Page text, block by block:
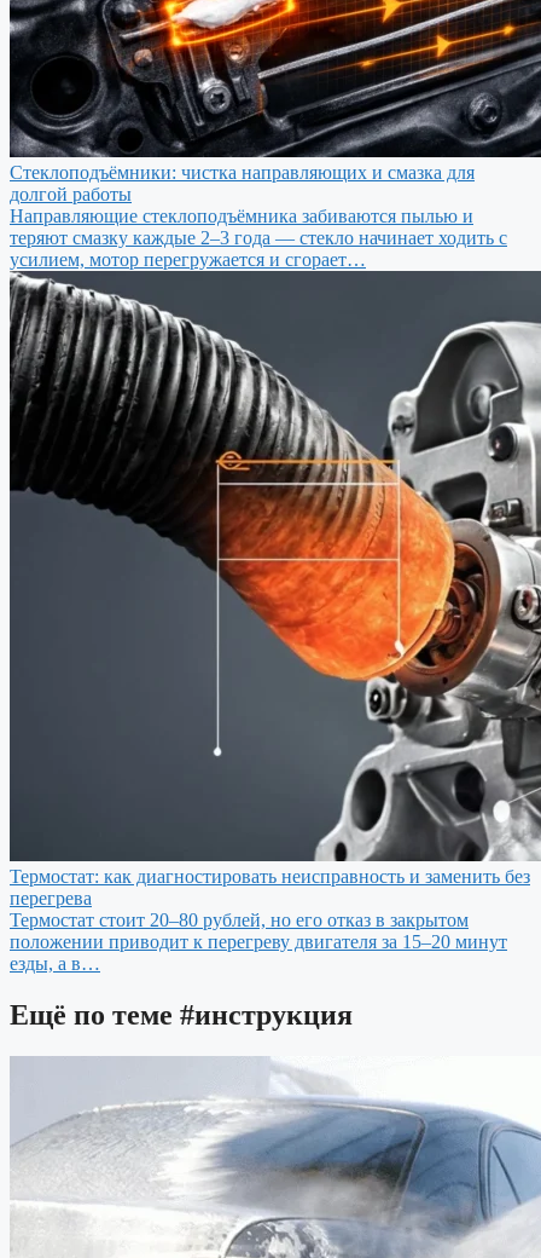
Стеклоподъёмники: чистка направляющих и смазка для
долгой работы
Направляющие стеклоподъёмника забиваются пылью и
теряют смазку каждые 2–3 года — стекло начинает ходить с
усилием, мотор перегружается и сгорает…
Термостат: как диагностировать неисправность и заменить без
перегрева
Термостат стоит 20–80 рублей, но его отказ в закрытом
положении приводит к перегреву двигателя за 15–20 минут
езды, а в…
Ещё по теме #инструкция